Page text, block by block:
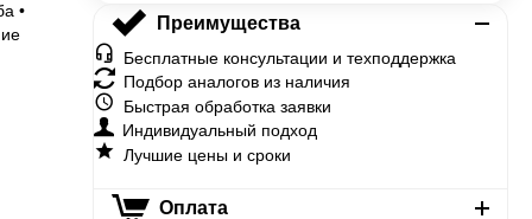
•
Преимущества
Бесплатные консультации и техподдержка
Подбор аналогов из наличия
Быстрая обработка заявки
Индивидуальный подход
Лучшие цены и сроки
Оплата